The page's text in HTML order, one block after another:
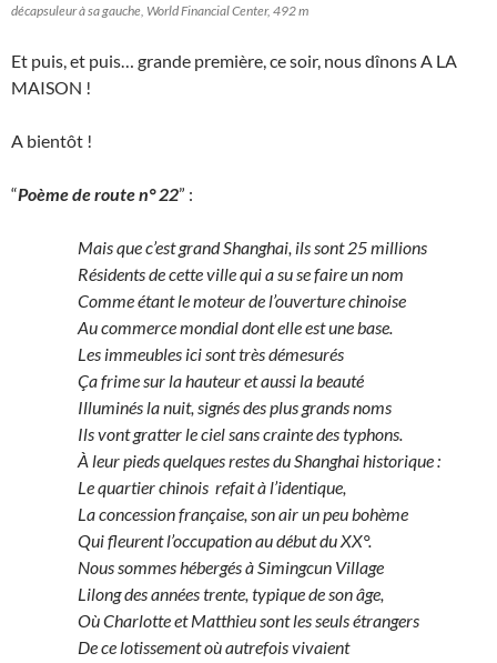
décapsuleur à sa gauche, World Financial Center, 492 m
Et puis, et puis… grande première, ce soir, nous dînons A LA
MAISON !
A bientôt !
“Poème de route n° 22” :
Mais que c’est grand Shanghai, ils sont 25 millions
Résidents de cette ville qui a su se faire un nom
Comme étant le moteur de l’ouverture chinoise
Au commerce mondial dont elle est une base.
Les immeubles ici sont très démesurés
Ça frime sur la hauteur et aussi la beauté
Illuminés la nuit, signés des plus grands noms
Ils vont gratter le ciel sans crainte des typhons.
À leur pieds quelques restes du Shanghai historique :
Le quartier chinois refait à l’identique,
La concession française, son air un peu bohème
Qui fleurent l’occupation au début du XX°.
Nous sommes hébergés à Simingcun Village
Lilong des années trente, typique de son âge,
Où Charlotte et Matthieu sont les seuls étrangers
De ce lotissement où autrefois vivaient